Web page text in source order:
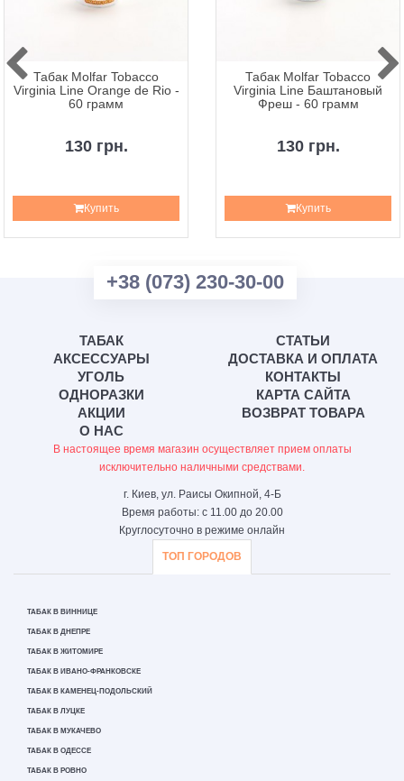
Табак Molfar Tobacco
Virginia Line Orange de Rio -
60 грамм
130 грн.
Купить
Табак Molfar Tobacco
Virginia Line Баштановый
Фреш - 60 грамм
130 грн.
Купить
+38 (073) 230-30-00
ТАБАК
АКСЕССУАРЫ
УГОЛЬ
ОДНОРАЗКИ
АКЦИИ
О НАС
СТАТЬИ
ДОСТАВКА И ОПЛАТА
КОНТАКТЫ
КАРТА САЙТА
ВОЗВРАТ ТОВАРА
В настоящее время магазин осуществляет прием оплаты
исключительно наличными средствами.
г. Киев, ул. Раисы Окипной, 4-Б
Время работы: с 11.00 до 20.00
Круглосуточно в режиме онлайн
ТОП ГОРОДОВ
ТАБАК В ВИННИЦЕ
ТАБАК В ДНЕПРЕ
ТАБАК В ЖИТОМИРЕ
ТАБАК В ИВАНО-ФРАНКОВСКЕ
ТАБАК В КАМЕНЕЦ-ПОДОЛЬСКИЙ
ТАБАК В ЛУЦКЕ
ТАБАК В МУКАЧЕВО
ТАБАК В ОДЕССЕ
ТАБАК В РОВНО